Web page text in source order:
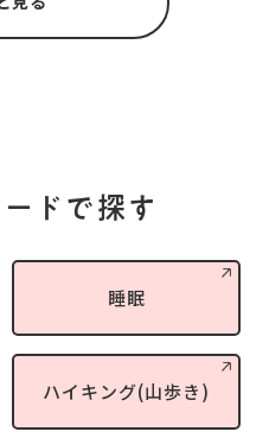
ドで探す
睡眠
ハイキング(山歩き)